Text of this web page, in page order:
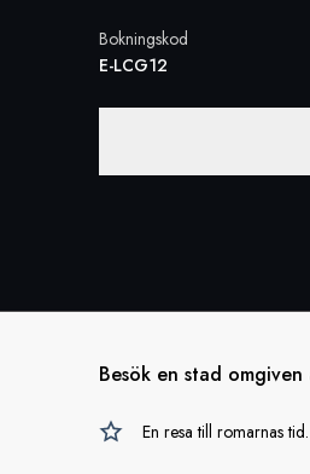
Bokningskod
E-LCG12
Besök en stad
En resa till romarnas tid.